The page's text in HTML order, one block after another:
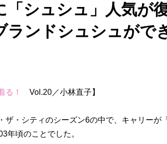
「シュシュ」人気が
ランドシュシュがで
る！ Vol.20／小林直子】
・シティのシーズン6の中で、キャリーが
年頃のことでした。